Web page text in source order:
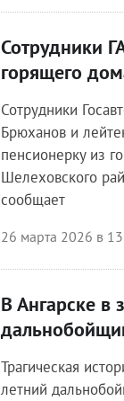
Сотрудники
горящего
Сотрудники
Брюханов и
пенсионерку из
Шелеховского
сообщает
26 марта 2026 в
В Ангарске в
Трагическая
летний